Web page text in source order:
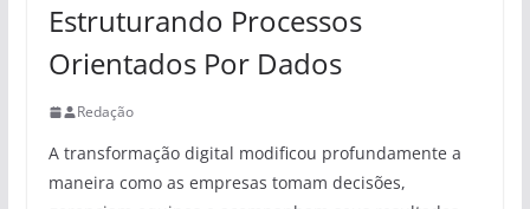
Estruturando Processos
Orientados Por Dados
Redação
A transformação digital modificou profundamente a
maneira como as empresas tomam decisões,